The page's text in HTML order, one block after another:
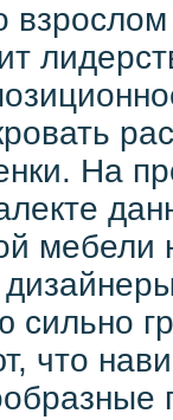
На
сильно
что